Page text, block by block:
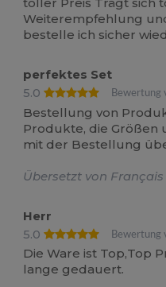
Weiterempfehlung
bestelle ich sicher
perfektes Set
5.0
Bewertung
Bestellung von
Produkte, die Größen
mit der Bestellung
Übersetzt von Français
Herr
5.0
Bewertung
Die Ware ist Top,Top
lange gedauert.